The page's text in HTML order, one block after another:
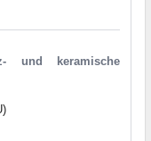
und keramische